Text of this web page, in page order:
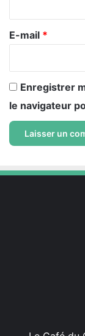
r
e
E-mail *
Enregistrer
le navigateur